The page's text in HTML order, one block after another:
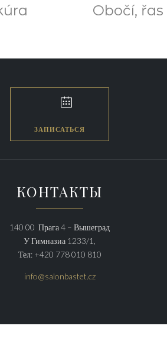
Obočí, řas

ЗАПИСАТЬСЯ
КОНТАКТЫ
140 00 Прага 4 – Вышеград
У Гимназиа 1233/1,
Тел: +420 778 010 810
info@salonbastet.cz